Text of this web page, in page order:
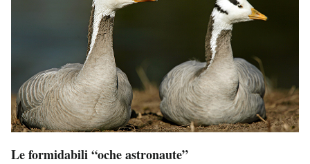
Le formidabili “oche astronaute”